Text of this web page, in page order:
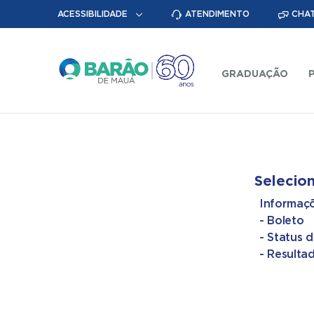
ACESSIBILIDADE ATENDIMENTO
GRADUAÇÃO
- Boleto
- Status
-